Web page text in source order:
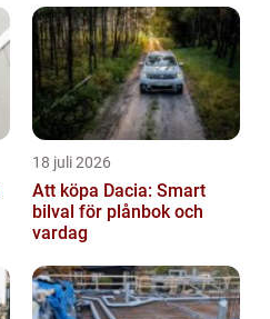
18 juli 2026
Att köpa Dacia: Smart
bilval för plånbok och
vardag